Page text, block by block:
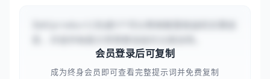
会员登录后可复制
成为终身会员即可查看完整提示词并免费复制